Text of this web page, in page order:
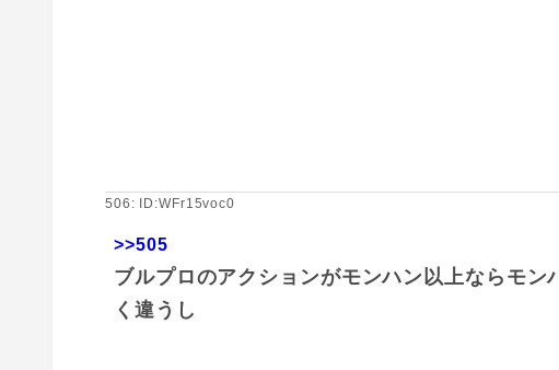
506: ID:WFr15voc0
>>505
ブルプロのアクションがモンハン以上ならモ
く違うし